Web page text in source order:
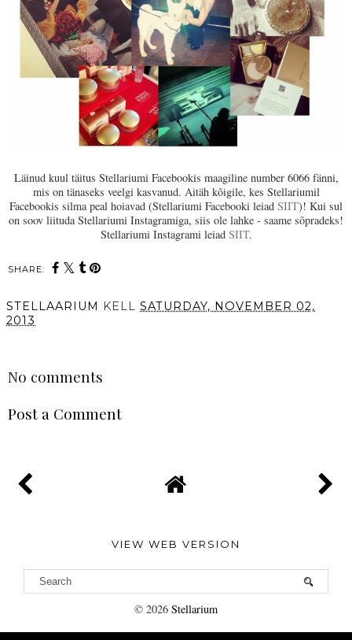
Läinud kuul täitus Stellariumi Facebookis maagiline number 6066 fänni,
mis on tänaseks veelgi kasvanud. Aitäh kõigile, kes Stellariumil
Facebookis silma peal hoiavad (Stellariumi Facebooki leiad SIIT)! Kui sul
on soov liituda Stellariumi Instagramiga, siis ole lahke - saame sõpradeks!
Stellariumi Instagrami leiad SIIT.
SHARE:
STELLAARIUM KELL SATURDAY, NOVEMBER 02,
2013
No comments
Post a Comment
VIEW WEB VERSION
© 2026 Stellarium